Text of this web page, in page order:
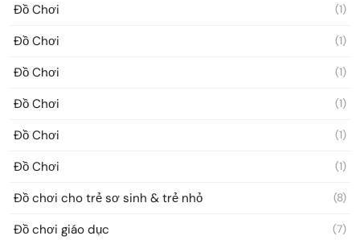
Đồ Chơi (1)
Đồ Chơi (1)
Đồ Chơi (1)
Đồ Chơi (1)
Đồ Chơi (1)
Đồ Chơi (1)
Đồ chơi cho trẻ sơ sinh & trẻ nhỏ (8)
Đồ chơi giáo dục (7)